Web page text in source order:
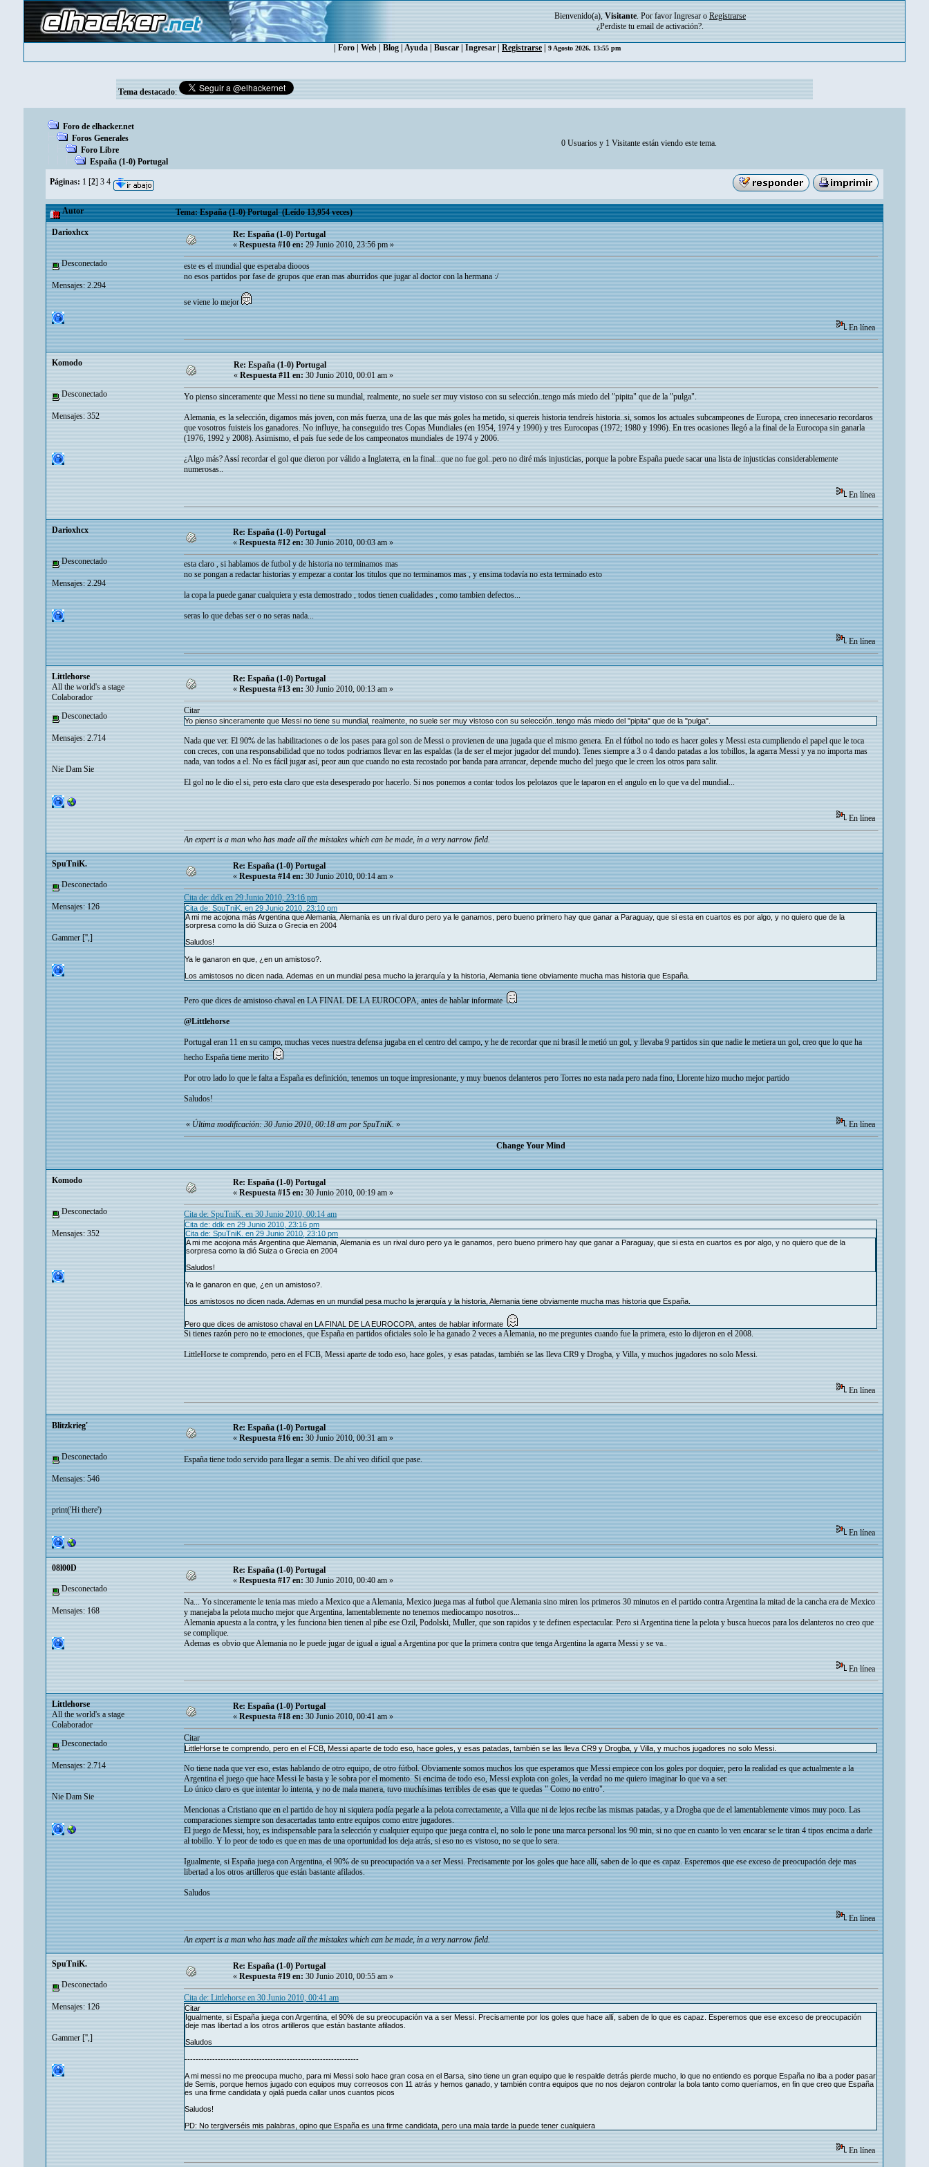
Bienvenido(a), Visitante. Por favor Ingresar o Registrarse
¿Perdiste tu email de activación?.
Foro Web Blog Ayuda Buscar Ingresar Registrarse 9 Agosto 2026, 13:55 pm
Tema destacado:
Foro de elhacker.net
Foros Generales
Foro Libre
España (1-0) Portugal
0 Usuarios y 1 Visitante están viendo este tema.
Páginas: 1 [2] 3 4
Autor Tema: España (1-0) Portugal (Leído 13,954 veces)
Darioxhcx
Desconectado
Mensajes: 2.294
Re: España (1-0) Portugal
«Respuesta #10 en:29 Junio 2010, 23:56 pm »
este es el mundial que esperaba diooos
no esos partidos por fase de grupos que eran mas aburridos que jugar al doctor con la hermana :/
se viene lo mejor
En línea
Komodo
Desconectado
Mensajes: 352
Re: España (1-0) Portugal
« Respuesta #11 en: 30 Junio 2010, 00:01 am »
Yo pienso sinceramente que Messi no tiene su mundial, realmente, no suele ser muy vistoso con su selección..tengo más miedo del "pipita" que de la "pulga".
Alemania, es la selección, digamos más joven, con más fuerza, una de las que más goles ha metido, si quereis historia tendreís historia..si, somos los actuales subcampeones de Europa, creo innecesario recordaros
que vosotros fuisteis los ganadores. No influye, ha conseguido tres Copas Mundiales (en 1954, 1974 y 1990) y tres Eurocopas (1972; 1980 y 1996). En tres ocasiones llegó a la final de la Eurocopa sin ganarla
(1976, 1992 y 2008). Asimismo, el país fue sede de los campeonatos mundiales de 1974 y 2006.
¿Algo más? Assí recordar el gol que dieron por válido a Inglaterra, en la final...que no fue gol..pero no diré más injusticias, porque la pobre España puede sacar una lista de injusticias considerablemente
numerosas..
En línea
Darioxhcx
Desconectado
Mensajes: 2.294
Re: España (1-0) Portugal
«Respuesta #12 en:30 Junio 2010, 00:03 am »
esta claro , si hablamos de futbol y de historia no terminamos mas
no se pongan a redactar historias y empezar a contar los titulos que no terminamos mas , y ensima todavía no esta terminado esto
la copa la puede ganar cualquiera y esta demostrado , todos tienen cualidades , como tambien defectos...
seras lo que debas ser o no seras nada...
En línea
Littlehorse
All the world's a stage
Colaborador
Desconectado
Mensajes: 2.714
Nie Dam Sie
Re: España (1-0) Portugal
« Respuesta #13 en: 30 Junio 2010, 00:13 am »
Citar
Yo pienso sinceramente que Messi no tiene su mundial, realmente, no suele ser muy vistoso con su selección..tengo más miedo del "pipita" que de la "pulga".
Nada que ver. El 90% de las habilitaciones o de los pases para gol son de Messi o provienen de una jugada que el mismo genera. En el fútbol no todo es hacer goles y Messi esta cumpliendo el papel que le toca
con creces, con una responsabilidad que no todos podriamos llevar en las espaldas (la de ser el mejor jugador del mundo). Tenes siempre a 3 o 4 dando patadas a los tobillos, la agarra Messi y ya no importa mas
nada, van todos a el. No es fácil jugar así, peor aun que cuando no esta recostado por banda para arrancar, depende mucho del juego que le creen los otros para salir.
El gol no le dio el si, pero esta claro que esta desesperado por hacerlo. Si nos ponemos a contar todos los pelotazos que le taparon en el angulo en lo que va del mundial...
En línea
An expert is a man who has made all the mistakes which can be made, in a very narrow field.
SpuTniK.
Desconectado
Mensajes: 126
Gammer ['',]
Re: España (1-0) Portugal
«Respuesta #14 en:30 Junio 2010, 00:14 am »
Cita de: ddk en 29 Junio 2010, 23:16 pm
Cita de: SpuTniK. en 29 Junio 2010, 23:10 pm
A mi me acojona más Argentina que Alemania, Alemania es un rival duro pero ya le ganamos, pero bueno primero hay que ganar a Paraguay, que si esta en cuartos es por algo, y no quiero que de la
sorpresa como la dió Suiza o Grecia en 2004
Saludos!
Ya le ganaron en que, ¿en un amistoso?.
Los amistosos no dicen nada. Ademas en un mundial pesa mucho la jerarquía y la historia, Alemania tiene obviamente mucha mas historia que España.
Pero que dices de amistoso chaval en LA FINAL DE LA EUROCOPA, antes de hablar informate
@Littlehorse
Portugal eran 11 en su campo, muchas veces nuestra defensa jugaba en el centro del campo, y he de recordar que ni brasil le metió un gol, y llevaba 9 partidos sin que nadie le metiera un gol, creo que lo que ha
hecho España tiene merito
Por otro lado lo que le falta a España es definición, tenemos un toque impresionante, y muy buenos delanteros pero Torres no esta nada pero nada fino, Llorente hizo mucho mejor partido
Saludos!
«Última modificación: 30 Junio 2010, 00:18 am por SpuTniK.» En línea
Change Your Mind
Komodo
Desconectado
Mensajes: 352
Re: España (1-0) Portugal
« Respuesta #15 en: 30 Junio 2010, 00:19 am »
Cita de: SpuTniK. en 30 Junio 2010, 00:14 am
Cita de: ddk en 29 Junio 2010, 23:16 pm
Cita de: SpuTniK. en 29 Junio 2010, 23:10 pm
A mi me acojona más Argentina que Alemania, Alemania es un rival duro pero ya le ganamos, pero bueno primero hay que ganar a Paraguay, que si esta en cuartos es por algo, y no quiero que de la
sorpresa como la dió Suiza o Grecia en 2004
Saludos!
Ya le ganaron en que, ¿en un amistoso?.
Los amistosos no dicen nada. Ademas en un mundial pesa mucho la jerarquía y la historia, Alemania tiene obviamente mucha mas historia que España.
Pero que dices de amistoso chaval en LA FINAL DE LA EUROCOPA, antes de hablar informate
Si tienes razón pero no te emociones, que España en partidos oficiales solo le ha ganado 2 veces a Alemania, no me preguntes cuando fue la primera, esto lo dijeron en el 2008.
LittleHorse te comprendo, pero en el FCB, Messi aparte de todo eso, hace goles, y esas patadas, también se las lleva CR9 y Drogba, y Villa, y muchos jugadores no solo Messi.
En línea
Blitzkrieg'
Desconectado
Mensajes: 546
print('Hi there')
Re: España (1-0) Portugal
«Respuesta #16 en:30 Junio 2010, 00:31 am »
España tiene todo servido para llegar a semis. De ahí veo difícil que pase.
En línea
08l00D
Desconectado
Mensajes: 168
Re: España (1-0) Portugal
« Respuesta #17 en: 30 Junio 2010, 00:40 am »
Na... Yo sinceramente le tenia mas miedo a Mexico que a Alemania, Mexico juega mas al futbol que Alemania sino miren los primeros 30 minutos en el partido contra Argentina la mitad de la cancha era de Mexico
y manejaba la pelota mucho mejor que Argentina, lamentablemente no tenemos mediocampo nosotros...
Alemania apuesta a la contra, y les funciona bien tienen al pibe ese Ozil, Podolski, Muller, que son rapidos y te definen espectacular. Pero si Argentina tiene la pelota y busca huecos para los delanteros no creo que
se complique.
Ademas es obvio que Alemania no le puede jugar de igual a igual a Argentina por que la primera contra que tenga Argentina la agarra Messi y se va..
En línea
Littlehorse
All the world's a stage
Colaborador
Desconectado
Mensajes: 2.714
Nie Dam Sie
Re: España (1-0) Portugal
«Respuesta #18 en:30 Junio 2010, 00:41 am »
Citar
LittleHorse te comprendo, pero en el FCB, Messi aparte de todo eso, hace goles, y esas patadas, también se las lleva CR9 y Drogba, y Villa, y muchos jugadores no solo Messi.
No tiene nada que ver eso, estas hablando de otro equipo, de otro fútbol. Obviamente somos muchos los que esperamos que Messi empiece con los goles por doquier, pero la realidad es que actualmente a la
Argentina el juego que hace Messi le basta y le sobra por el momento. Si encima de todo eso, Messi explota con goles, la verdad no me quiero imaginar lo que va a ser.
Lo único claro es que intentar lo intenta, y no de mala manera, tuvo muchísimas terribles de esas que te quedas " Como no entro".
Mencionas a Cristiano que en el partido de hoy ni siquiera podía pegarle a la pelota correctamente, a Villa que ni de lejos recibe las mismas patadas, y a Drogba que de el lamentablemente vimos muy poco. Las
comparaciones siempre son desacertadas tanto entre equipos como entre jugadores.
El juego de Messi, hoy, es indispensable para la selección y cualquier equipo que juega contra el, no solo le pone una marca personal los 90 min, si no que en cuanto lo ven encarar se le tiran 4 tipos encima a darle
al tobillo. Y lo peor de todo es que en mas de una oportunidad los deja atrás, si eso no es vistoso, no se que lo sera.
Igualmente, si España juega con Argentina, el 90% de su preocupación va a ser Messi. Precisamente por los goles que hace allí, saben de lo que es capaz. Esperemos que ese exceso de preocupación deje mas
libertad a los otros artilleros que están bastante afilados.
Saludos
En línea
An expert is a man who has made all the mistakes which can be made, in a very narrow field.
SpuTniK.
Desconectado
Mensajes: 126
Gammer ['',]
Re: España (1-0) Portugal
« Respuesta #19 en: 30 Junio 2010, 00:55 am »
Cita de: Littlehorse en 30 Junio 2010, 00:41 am
Citar
Igualmente, si España juega con Argentina, el 90% de su preocupación va a ser Messi. Precisamente por los goles que hace allí, saben de lo que es capaz. Esperemos que ese exceso de preocupación
deje mas libertad a los otros artilleros que están bastante afilados.
Saludos
---------------------------------------------------------------
A mi messi no me preocupa mucho, para mi Messi solo hace gran cosa en el Barsa, sino tiene un gran equipo que le respalde detrás pierde mucho, lo que no entiendo es porque España no iba a poder pasar
de Semis, porque hemos jugado con equipos muy correosos con 11 atrás y hemos ganado, y también contra equipos que no nos dejaron controlar la bola tanto como queríamos, en fin que creo que España
es una firme candidata y ojalá pueda callar unos cuantos picos
Saludos!
PD: No tergiverséis mis palabras, opino que España es una firme candidata, pero una mala tarde la puede tener cualquiera
En línea